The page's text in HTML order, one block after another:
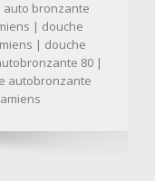
bronzante
| douche
| douche
80 |
autobronzante